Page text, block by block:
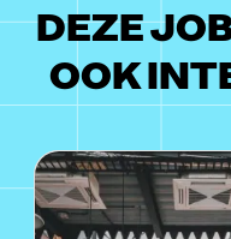
DEZE
OOK